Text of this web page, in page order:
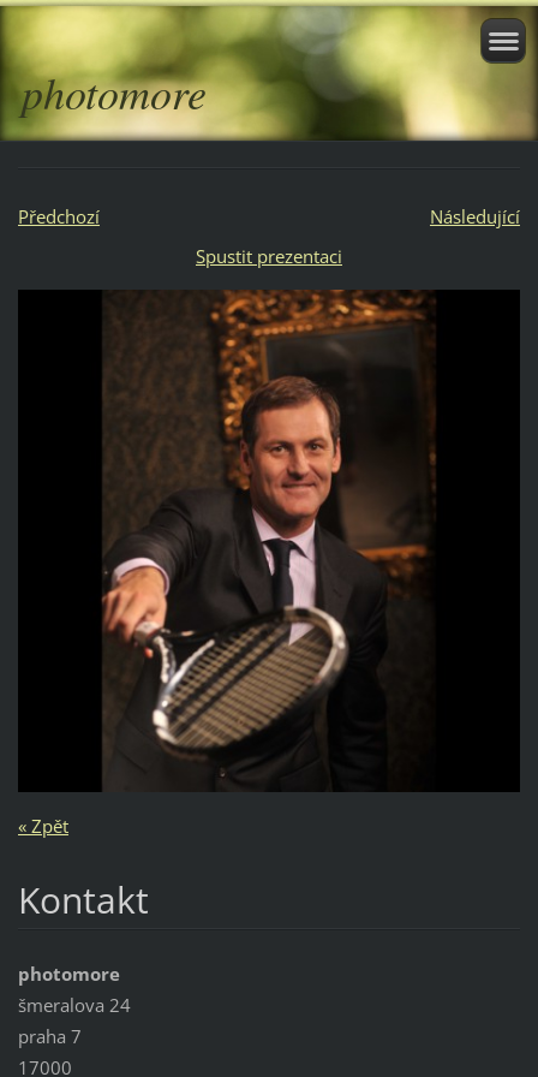
photomore
Předchozí
Následující
Spustit prezentaci
« Zpět
Kontakt
photomore
šmeralova 24
praha 7
17000